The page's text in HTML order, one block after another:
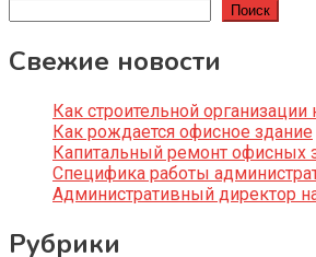
Поиск
Свежие новости
Как строительной организации
Как рождается офисное здание
Капитальный ремонт офисных
Специфика работы
Административный директор
Рубрики